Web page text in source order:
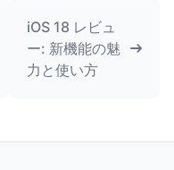
iOS 18 レビュ
ー: 新機能の魅
力と使い方